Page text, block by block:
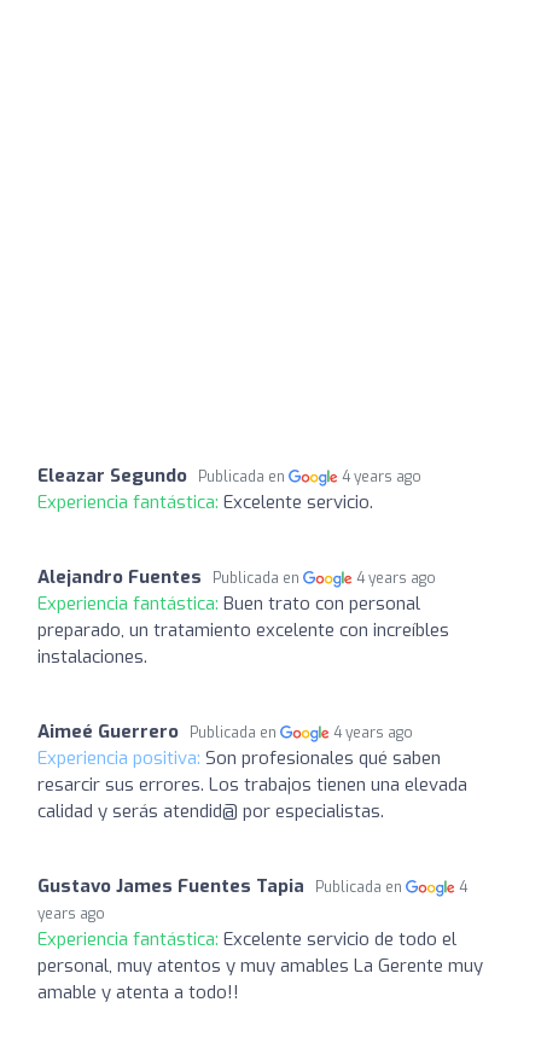
Eleazar Segundo Publicada en 4 years ago
Experiencia fantástica: Excelente servicio.
Alejandro Fuentes Publicada en 4 years ago
Experiencia fantástica: Buen trato con personal
preparado, un tratamiento excelente con increíbles
instalaciones.
Aimeé Guerrero Publicada en 4 years ago
Experiencia positiva: Son profesionales qué saben
resarcir sus errores. Los trabajos tienen una elevada
calidad y serás atendid@ por especialistas.
Gustavo James Fuentes Tapia Publicada en
4
years ago
Experiencia fantástica: Excelente servicio de todo el
personal, muy atentos y muy amables La Gerente muy
amable y atenta a todo!!